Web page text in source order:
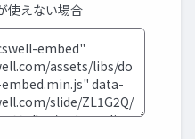
使えない場合